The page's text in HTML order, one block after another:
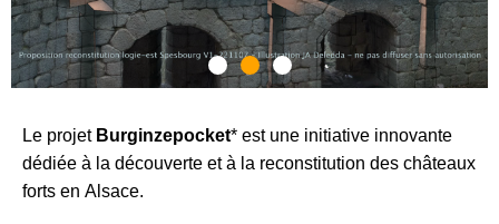
intérieurs
Pour apprécier la vie de château
Le projet Burginzepocket* est une initiative innovante
dédiée à la découverte et à la reconstitution des châteaux
forts en Alsace.